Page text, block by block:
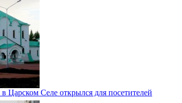
Селе открылся для посетителей